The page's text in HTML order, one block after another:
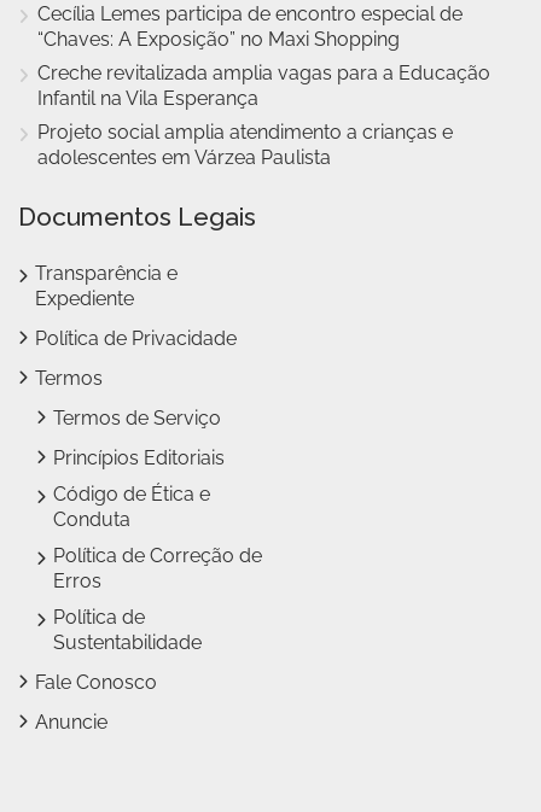
Cecília Lemes participa de encontro especial de
“Chaves: A Exposição” no Maxi Shopping
Creche revitalizada amplia vagas para a Educação
Infantil na Vila Esperança
Projeto social amplia atendimento a crianças e
adolescentes em Várzea Paulista
Documentos Legais
Transparência e
Expediente
Política de Privacidade
Termos
Termos de Serviço
Princípios Editoriais
Código de Ética e
Conduta
Política de Correção de
Erros
Política de
Sustentabilidade
Fale Conosco
Anuncie